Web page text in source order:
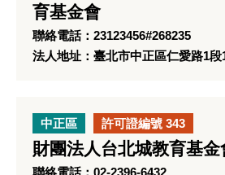
育基金會
聯絡電話：23123456#268235
法人地址：臺北市中正區仁愛路1
中正區 許可證編號 343
財團法人台北城教育基金
聯絡電話：02-2396-6432